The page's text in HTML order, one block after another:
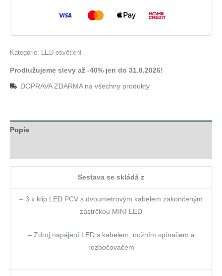
Kategorie: LED osvětlení
Prodlužujeme slevy až -40% jen do 31.8.2026!
DOPRAVA ZDARMA na všechny produkty
Popis
Sestava se skládá z
– 3 x klip LED PCV s dvoumetrovým kabelem zakončeným
zástrčkou MINI LED
– Zdroj napájeníLED s kabelem, nožním spínačem a
rozbočovačem